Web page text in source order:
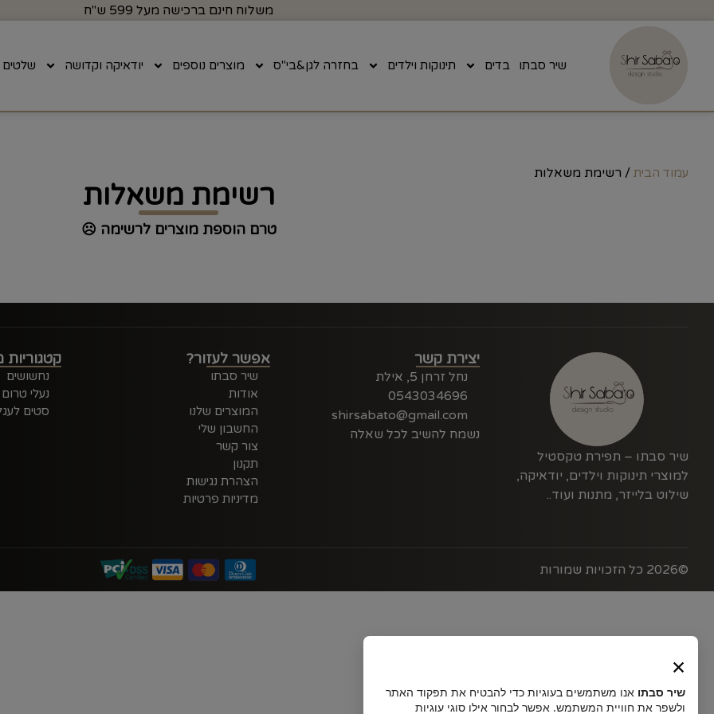
משלוח חינם ברכישה מעל 599 ש"ח
שיר סבתו בדים תינוקות וילדים בחזרה לגן&בי"ס מוצרים נוספים יודאיקה וקדושה שלטים
עמוד הבית / רשימת משאלות
רשימת משאלות
טרם הוספת מוצרים לרשימה ☹️
שיר סבתו – תפירת טקסטיל
למוצרי תינוקות וילדים, יודאיקה,
שילוט בלייזר, מתנות ועוד..
יצירת קשר
נחל זרחן 5, אילת
0543034696
shirsabato@gmail.com
נשמח להשיב לכל שאלה
אפשר לעזור?
שיר סבתו
אודות
המוצרים שלנו
החשבון שלי
צור קשר
תקנון
הצהרת נגישות
מדיניות פרטיות
קטגוריות
נחשושים
נעלי
סטים
©2026 כל הזכויות שמורות
×
שיר סבתו אנו משתמשים בעוגיות כדי להבטיח את תפקוד האתר
ולשפר את חוויית המשתמש. אפשר לבחור אילו סוגי עוגיות